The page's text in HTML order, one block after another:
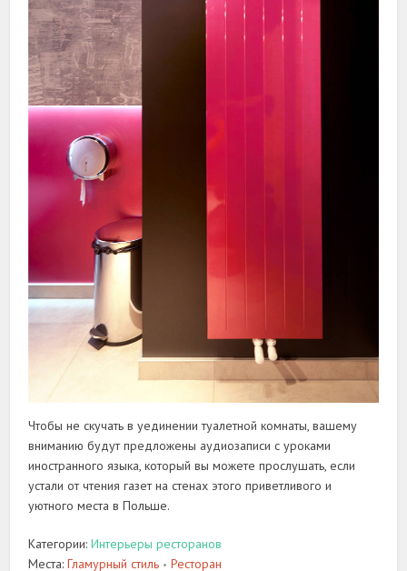
Чтобы не скучать в уединении туалетной комнаты, вашему
вниманию будут предложены аудиозаписи с уроками
иностранного языка, который вы можете прослушать, если
устали от чтения газет на стенах этого приветливого и
уютного места в Польше.
Категории:Интерьеры ресторанов
Места:Гламурный стиль • Ресторан